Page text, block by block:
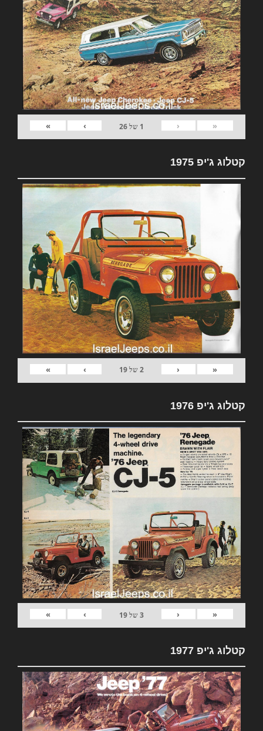
«
‹
1 של26
›
»
קטלוג ג'יפ 1975
«
‹
2של19
›
»
קטלוג ג'יפ 1976
«
‹
3של19
›
»
קטלוג ג'יפ 1977